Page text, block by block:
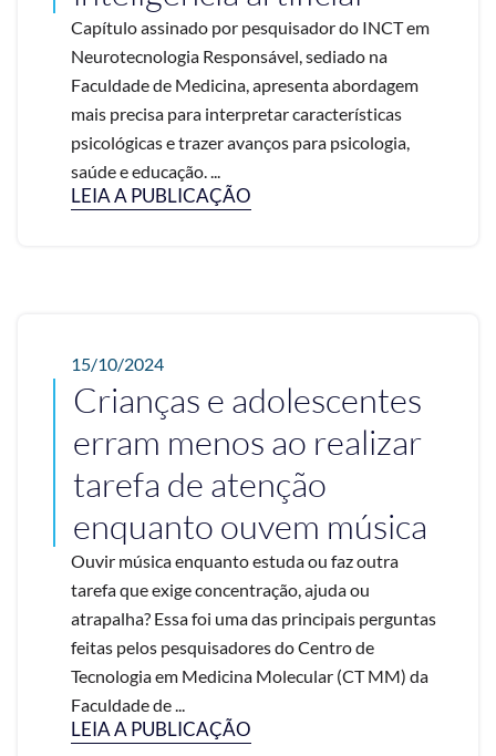
Capítulo assinado por pesquisador do INCT em
Neurotecnologia Responsável, sediado na
Faculdade de Medicina, apresenta abordagem
mais precisa para interpretar características
psicológicas e trazer avanços para psicologia,
saúde e educação. ...
LEIA A PUBLICAÇÃO
15/10/2024
Crianças e adolescentes
erram menos ao realizar
tarefa de atenção
enquanto ouvem música
Ouvir música enquanto estuda ou faz outra
tarefa que exige concentração, ajuda ou
atrapalha? Essa foi uma das principais perguntas
feitas pelos pesquisadores do Centro de
Tecnologia em Medicina Molecular (CT MM) da
Faculdade de ...
LEIA A PUBLICAÇÃO